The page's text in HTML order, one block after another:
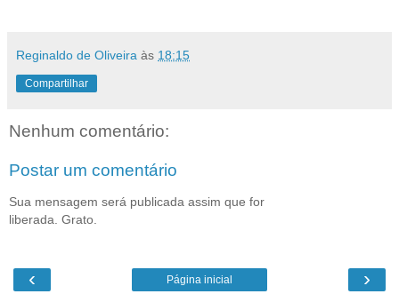
Reginaldo de Oliveira às 18:15
Compartilhar
Nenhum comentário:
Postar um comentário
Sua mensagem será publicada assim que for
liberada. Grato.
‹ ›
Página inicial